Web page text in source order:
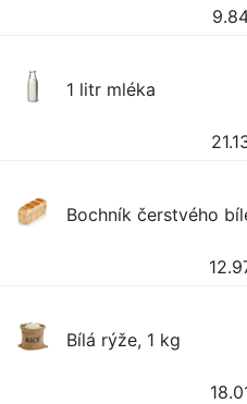
1 litr mléka
Bochník čerstvého
Bílá rýže, 1 kg